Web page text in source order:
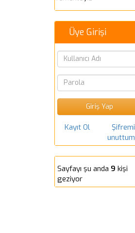
Üye Girişi
Kayıt Ol
Şifremi
unuttum
Sayfayı şu anda 9 kişi
geziyor